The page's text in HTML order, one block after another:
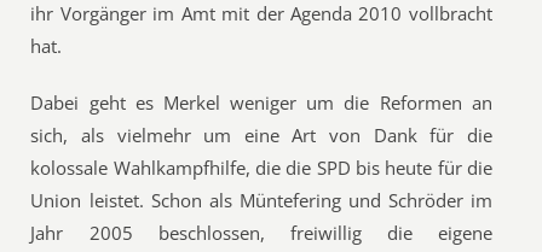
ihr Vorgänger im Amt mit der Agenda 2010 vollbracht
hat.
Dabei geht es Merkel weniger um die Reformen an
sich, als vielmehr um eine Art von Dank für die
kolossale Wahlkampfhilfe, die die SPD bis heute für die
Union leistet. Schon als Müntefering und Schröder im
Jahr 2005 beschlossen, freiwillig die eigene